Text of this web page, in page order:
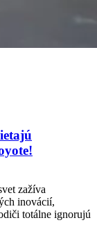
zažíva
inovácií,
totálne ignorujú